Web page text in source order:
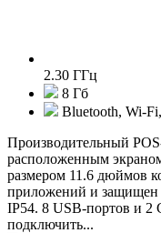
2.30 ГГц
8 Гб
Bluetooth, Wi-
Производительный
расположенным
размером 11.6 дюймов
приложений и защищен
IP54. 8 USB-портов и 2
подключить...